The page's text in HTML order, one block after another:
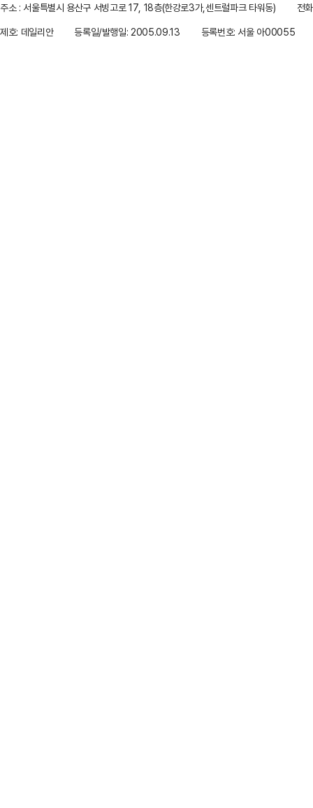
주소 : 서울특별시 용산구 서빙고로 17, 18층(한강로3가,센트럴파크 타워동)
전
제호: 데일리안
등록일/발행일: 2005.09.13 등록번호: 서울 아00055